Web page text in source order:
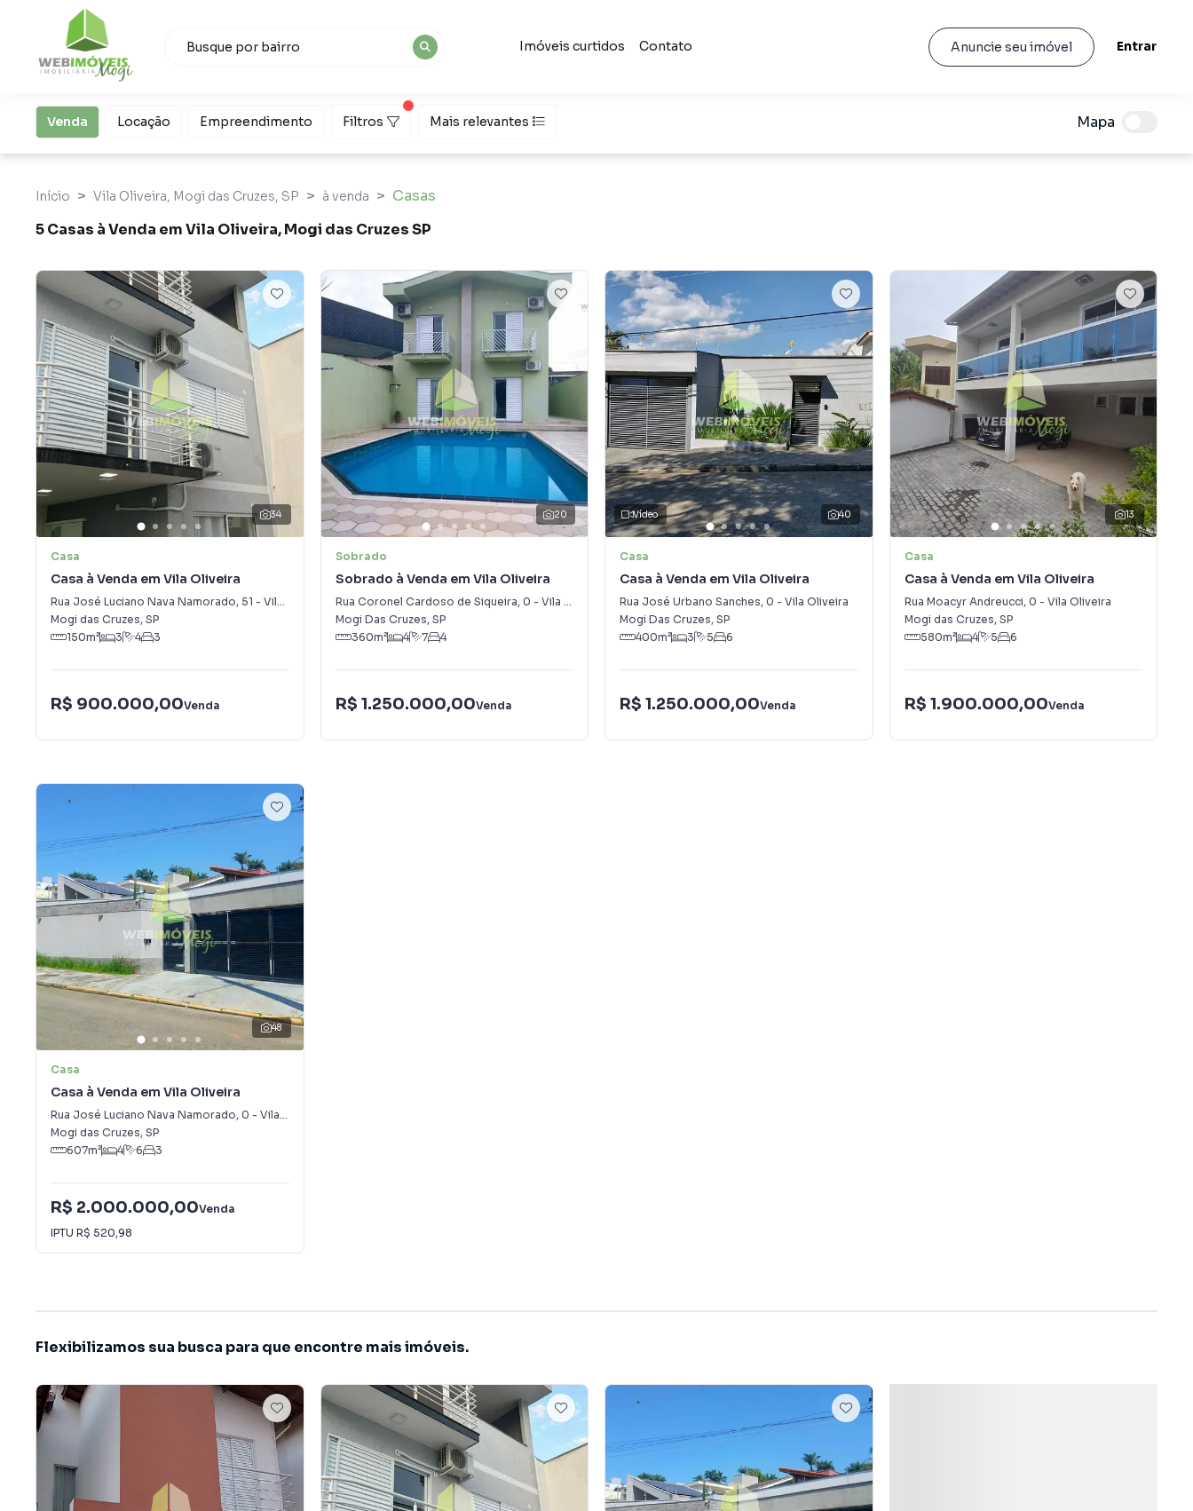
Imóveis curtidos Contato Anuncie seu imóvel Entrar
Venda Locação Empreendimento Filtros Mais relevantes Mapa
Início Vila Oliveira, Mogi das Cruzes, SP à venda
Casas
5 Casas à Venda em Vila Oliveira, Mogi das Cruzes SP
34
Casa
Casa à Venda em Vila Oliveira
Rua José Luciano Nava Namorado, 51 - Vila Oliveira
Mogi das Cruzes, SP
150m² 3 4 3
R$ 900.000,00Venda
20
Sobrado
Sobrado à Venda em Vila Oliveira
Rua Coronel Cardoso de Siqueira, 0 - Vila Oliveira
Mogi Das Cruzes, SP
360m² 4 7 4
R$ 1.250.000,00Venda
40
Vídeo
Casa
Casa à Venda em Vila Oliveira
Rua José Urbano Sanches, 0 - Vila Oliveira
Mogi Das Cruzes, SP
400m² 3 5 6
R$ 1.250.000,00Venda
13
Casa
Casa à Venda em Vila Oliveira
Rua Moacyr Andreucci, 0 - Vila Oliveira
Mogi das Cruzes, SP
580m² 4 5 6
R$ 1.900.000,00Venda
48
Casa
Casa à Venda em Vila Oliveira
Rua José Luciano Nava Namorado, 0 - Vila Oliveira
Mogi das Cruzes, SP
607m² 4 6 3
R$ 2.000.000,00Venda
IPTU R$ 520,98
Flexibilizamos sua busca para que encontre mais imóveis.